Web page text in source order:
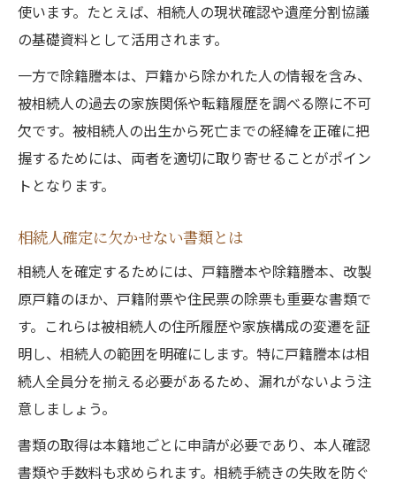
使います。たとえば、相続人の現状確認や遺産分割協議
の基礎資料として活用されます。
一方で除籍謄本は、戸籍から除かれた人の情報を含み、
被相続人の過去の家族関係や転籍履歴を調べる際に不可
欠です。被相続人の出生から死亡までの経緯を正確に把
握するためには、両者を適切に取り寄せることがポイン
トとなります。
相続人確定に欠かせない書類とは
相続人を確定するためには、戸籍謄本や除籍謄本、改製
原戸籍のほか、戸籍附票や住民票の除票も重要な書類で
す。これらは被相続人の住所履歴や家族構成の変遷を証
明し、相続人の範囲を明確にします。特に戸籍謄本は相
続人全員分を揃える必要があるため、漏れがないよう注
意しましょう。
書類の取得は本籍地ごとに申請が必要であり、本人確認
書類や手数料も求められます。相続手続きの失敗を防ぐ